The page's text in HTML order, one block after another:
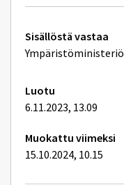
Tekniset
lisätiedot
Sisällöstä vastaa
Ympäristöministeriö
Luotu
6.11.2023, 13.09
Muokattu viimeksi
15.10.2024, 10.15